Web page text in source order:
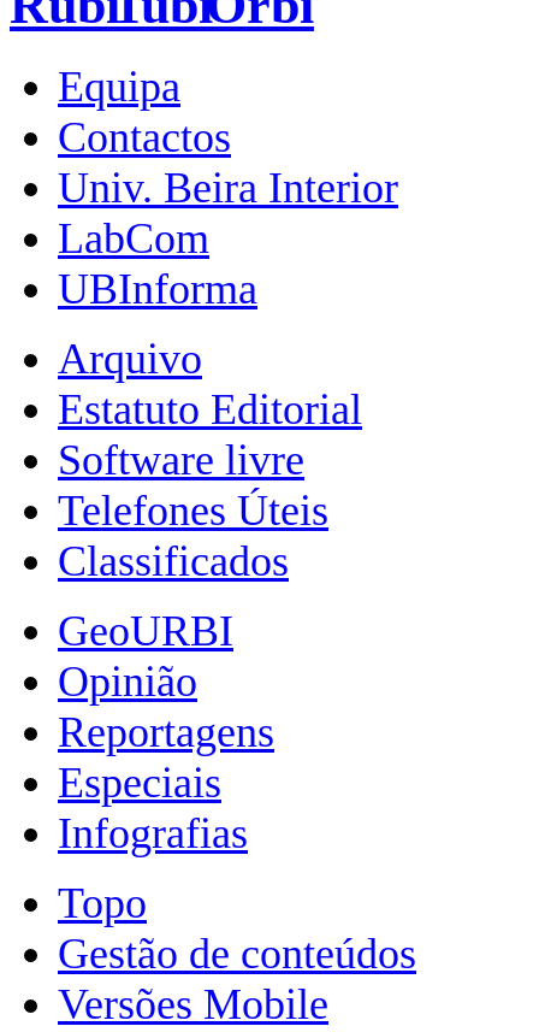
Equipa
Contactos
Univ. Beira Interior
LabCom
UBInforma
Arquivo
Estatuto Editorial
Software livre
Telefones Úteis
Classificados
GeoURBI
Opinião
Reportagens
Especiais
Infografias
Topo
Gestão de conteúdos
Versões Mobile